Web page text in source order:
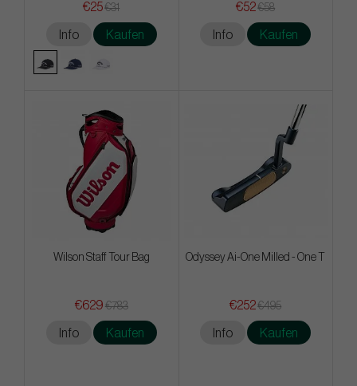
€25€31
Info Kaufen
€52€58
Info Kaufen
Wilson Staff Tour Bag
€629 €783
Info Kaufen
Odyssey Ai-One Milled - One T
€252€495
Info Kaufen